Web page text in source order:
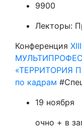
9900
Лекторы:
Конференция
«ТЕРРИТОРИЯ
по кадрам
19 ноября
очно + в